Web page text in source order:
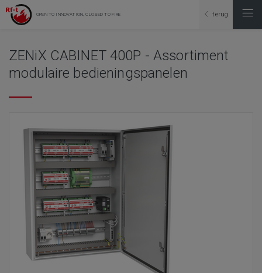
OPEN TO INNOVATION, CLOSED TO FIRE terug
ZENiX CABINET 400P - Assortiment
modulaire bedieningspanelen